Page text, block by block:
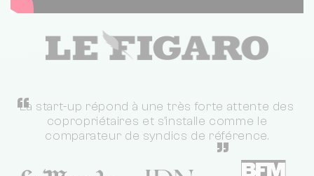
“
La start-up répond à une très forte attente des
copropriétaires et s'installe comme le
comparateur de syndics de référence.
”